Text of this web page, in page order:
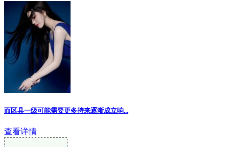
而区县一级可能需要更多持来逐渐成立响...
查看详情